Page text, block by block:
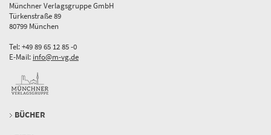
Münchner Verlagsgruppe GmbH
Türkenstraße 89
80799 München
Tel: +49 89 65 12 85 -0
E-Mail: info@m-vg.de
BÜCHER